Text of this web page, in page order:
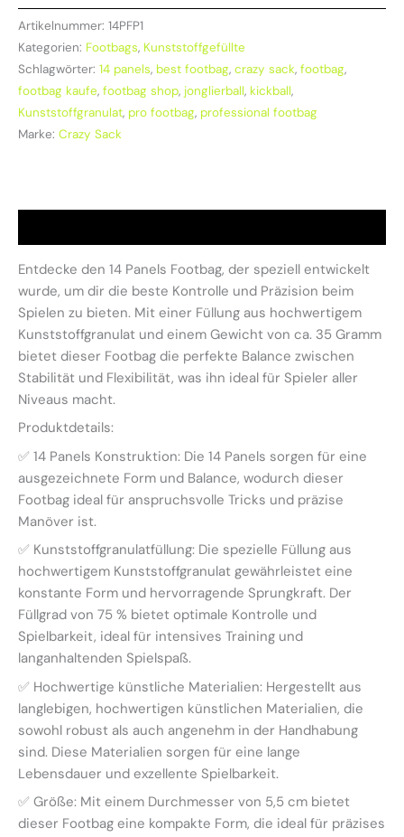
Artikelnummer: 14PFP1
Kategorien: Footbags, Kunststoffgefüllte
Schlagwörter: 14 panels, best footbag, crazy sack, footbag,
footbag kaufe, footbag shop, jonglierball, kickball,
Kunststoffgranulat, pro footbag, professional footbag
Marke: Crazy Sack
Entdecke den 14 Panels Footbag, der speziell entwickelt
wurde, um dir die beste Kontrolle und Präzision beim
Spielen zu bieten. Mit einer Füllung aus hochwertigem
Kunststoffgranulat und einem Gewicht von ca. 35 Gramm
bietet dieser Footbag die perfekte Balance zwischen
Stabilität und Flexibilität, was ihn ideal für Spieler aller
Niveaus macht.
Produktdetails:
✅ 14 Panels Konstruktion: Die 14 Panels sorgen für eine
ausgezeichnete Form und Balance, wodurch dieser
Footbag ideal für anspruchsvolle Tricks und präzise
Manöver ist.
✅ Kunststoffgranulatfüllung: Die spezielle Füllung aus
hochwertigem Kunststoffgranulat gewährleistet eine
konstante Form und hervorragende Sprungkraft. Der
Füllgrad von 75 % bietet optimale Kontrolle und
Spielbarkeit, ideal für intensives Training und
langanhaltenden Spielspaß.
✅ Hochwertige künstliche Materialien: Hergestellt aus
langlebigen, hochwertigen künstlichen Materialien, die
sowohl robust als auch angenehm in der Handhabung
sind. Diese Materialien sorgen für eine lange
Lebensdauer und exzellente Spielbarkeit.
✅ Größe: Mit einem Durchmesser von 5,5 cm bietet
dieser Footbag eine kompakte Form, die ideal für präzises